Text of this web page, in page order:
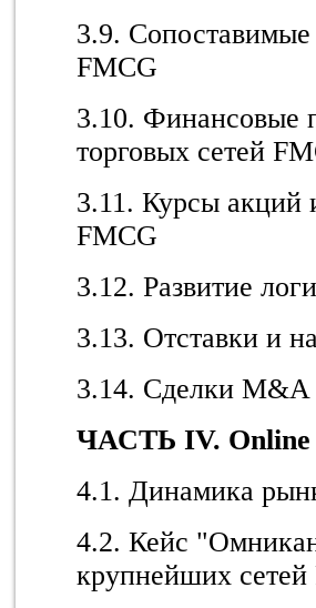
3.9.
FMCG
3.10. Финансовые
торговых сетей
3.11. Курсы акций
FMCG
3.12. Развитие
3.13. Отставки и
3.14. Сделки M&A
ЧАСТЬ IV. Online
4.1. Динамика
4.2. Кейс
крупнейших